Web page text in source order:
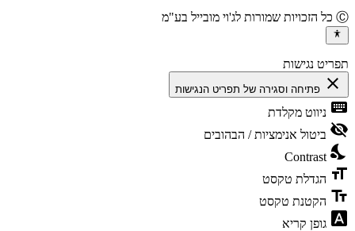
נגישות
פתיחה וסגירה של תפריט הנגישות
ניווט מקלדת
ביטול אנימציות / הבהובים
Contrast
הגדלת טקסט
הקטנת טקסט
גופן קריא